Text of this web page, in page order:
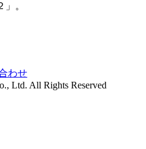
。
わせ
Ltd. All Rights Reserved